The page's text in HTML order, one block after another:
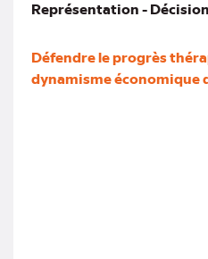
Représentation -
Défendre le progrès
dynamisme économique